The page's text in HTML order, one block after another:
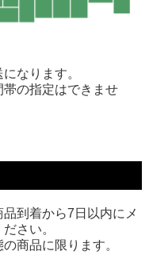
なります。
の指定はできませ
到着から7日以内にメ
さい。
商品に限ります。